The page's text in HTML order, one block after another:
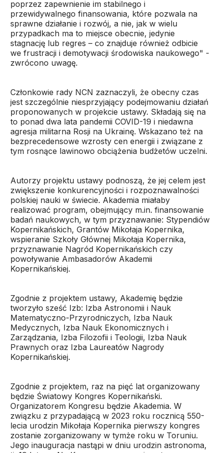
poprzez zapewnienie im stabilnego i
przewidywalnego finansowania, które pozwala na
sprawne działanie i rozwój, a nie, jak w wielu
przypadkach ma to miejsce obecnie, jedynie
stagnację lub regres – co znajduje również odbicie
we frustracji i demotywacji środowiska naukowego" -
zwrócono uwagę.
Członkowie rady NCN zaznaczyli, że obecny czas
jest szczególnie niesprzyjający podejmowaniu działań
proponowanych w projekcie ustawy. Składają się na
to ponad dwa lata pandemii COVID-19 i niedawna
agresja militarna Rosji na Ukrainę. Wskazano też na
bezprecedensowe wzrosty cen energii i związane z
tym rosnące lawinowo obciążenia budżetów uczelni.
Autorzy projektu ustawy podnoszą, że jej celem jest
zwiększenie konkurencyjności i rozpoznawalności
polskiej nauki w świecie. Akademia miałaby
realizować program, obejmujący m.in. finansowanie
badań naukowych, w tym przyznawanie: Stypendiów
Kopernikańskich, Grantów Mikołaja Kopernika,
wspieranie Szkoły Głównej Mikołaja Kopernika,
przyznawanie Nagród Kopernikańskich czy
powoływanie Ambasadorów Akademii
Kopernikańskiej.
Zgodnie z projektem ustawy, Akademię będzie
tworzyło sześć Izb: Izba Astronomii i Nauk
Matematyczno-Przyrodniczych, Izba Nauk
Medycznych, Izba Nauk Ekonomicznych i
Zarządzania, Izba Filozofii i Teologii, Izba Nauk
Prawnych oraz Izba Laureatów Nagrody
Kopernikańskiej.
Zgodnie z projektem, raz na pięć lat organizowany
będzie Światowy Kongres Kopernikański.
Organizatorem Kongresu będzie Akademia. W
związku z przypadającą w 2023 roku rocznicą 550-
lecia urodzin Mikołaja Kopernika pierwszy kongres
zostanie zorganizowany w tymże roku w Toruniu.
Jego inauguracja nastąpi w dniu urodzin astronoma,